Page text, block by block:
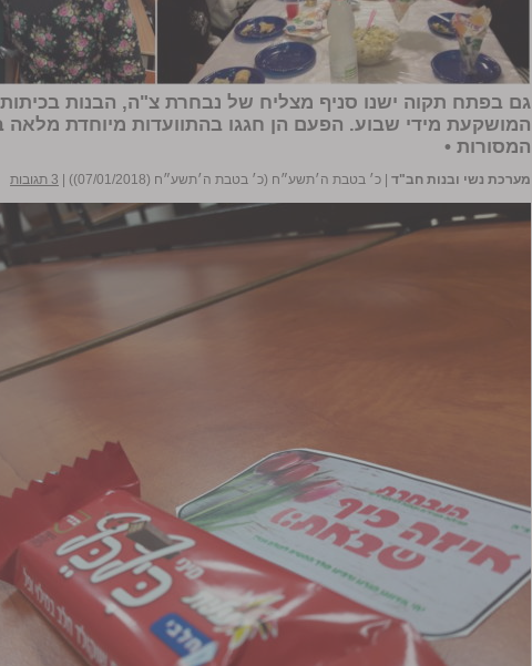
גם בפתח תקוה ישנו סניף מצליח של נבחרת צ"ה, הבנות
המושקעת מידי שבוע. הפעם הן חגגו בהתוועדות מיוחדת מלאה
המסורות •
מערכת נשי ובנות חב"ד כ׳ בטבת ה׳תשע״ח (כ׳ בטבת ה׳תשע״ח (07/01/2018)) 3 תגובות